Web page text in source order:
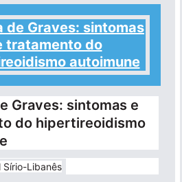
de Graves: sintomas
tratamento do
autoimune
Graves: sintomas e
do hipertireoidismo
Sírio-Libanês